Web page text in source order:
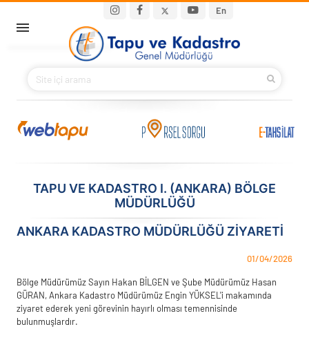
En
Main navigation
BAKANIMIZ
KURUMSAL
İLETIŞIM
TAPU VE KADASTRO I. (ANKARA) BÖLGE
MÜDÜRLÜĞÜ
ANKARA KADASTRO MÜDÜRLÜĞÜ ZIYARETI
01/04/2026
Bölge Müdürümüz Sayın Hakan BİLGEN ve Şube Müdürümüz Hasan
GÜRAN, Ankara Kadastro Müdürümüz Engin YÜKSEL'i makamında
ziyaret ederek yeni görevinin hayırlı olması temennisinde
bulunmuşlardır.